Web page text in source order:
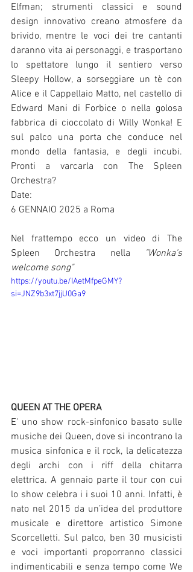
Elfman; strumenti classici e sound
design innovativo creano atmosfere da
brivido, mentre le voci dei tre cantanti
daranno vita ai personaggi, e trasportano
lo spettatore lungo il sentiero verso
Sleepy Hollow, a sorseggiare un tè con
Alice e il Cappellaio Matto, nel castello di
Edward Mani di Forbice o nella golosa
fabbrica di cioccolato di Willy Wonka! E
sul palco una porta che conduce nel
mondo della fantasia, e degli incubi.
Pronti a varcarla con The Spleen
Orchestra?
Date:
6 GENNAIO 2025 a Roma
Nel frattempo ecco un video di The
Spleen Orchestra nella "Wonka's
welcome song"
https://youtu.be/IAetMfpeGMY?
si=JNZ9b3xt7jjU0Ga9
QUEEN AT THE OPERA
E' uno show rock-sinfonico basato sulle
musiche dei Queen, dove si incontrano la
musica sinfonica e il rock, la delicatezza
degli archi con i riff della chitarra
elettrica. A gennaio parte il tour con cui
lo show celebra i i suoi 10 anni. Infatti, è
nato nel 2015 da un’idea del produttore
musicale e direttore artistico Simone
Scorcelletti. Sul palco, ben 30 musicisti
e voci importanti proporranno classici
indimenticabili e senza tempo come We